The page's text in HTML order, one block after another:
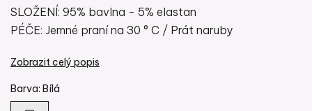
SLOŽENÍ: 95% bavlna - 5% elastan
PÉČE: Jemné praní na 30 ° C / Prát naruby
Zobrazit celý popis
Barva: bílá